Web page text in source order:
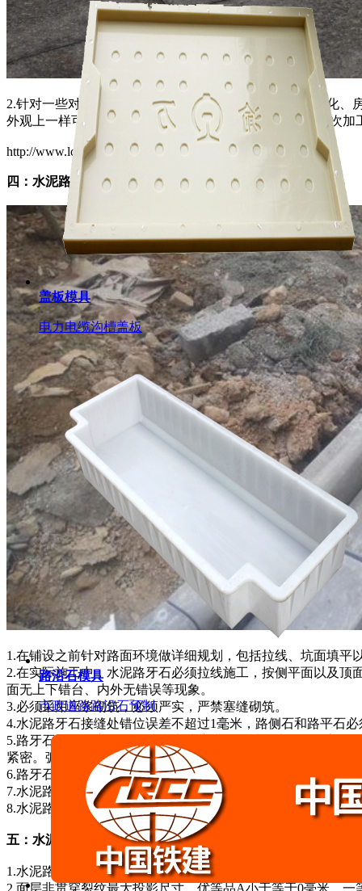
盖板模具
电力电缆沟槽盖板
路沿石模具
市政道路路沿石预制
2.针对一些对于外观有一定要求的施工场地，比如园林绿化
外观上一样可以达到原石效果。以下为实际水泥路牙石二次加
http://www.lcsuye.com/911.html
四：水泥路牙石实际铺设施工方案
1.在铺设之前针对路面环境做详细规划，包括拉线、坑面填平
2.在实际施工中，水泥路牙石必须拉线施工，按侧平面以及
面无上下错台、内外无错误等现象。
3.必须采用座浆砌筑，必须严实，严禁塞缝砌筑。
4.水泥路牙石接缝处错位误差不超过1毫米，路侧石和路平石
5.路牙石侧平石应保证尺寸和光洁度满足设计要求。外观美
紧密。弧形侧石必须人工精凿后抛光处理。
6.路牙石后背应还土夯实，夯实宽度不小于50mm，厚度不小于
7.水泥路牙石勾缝：勾缝时必须再挂线，把侧石缝内的杂物
8.水泥路牙石勾缝、安砌后适当浇水养护，方可正常通车使用
五：水泥路牙石外观质量要求
1.水泥路牙石缺棱掉角影响顶面或者侧面的破坏最大投影尺
2.面层非贯穿裂纹最大投影尺寸，优等品A小于等于0毫米，一